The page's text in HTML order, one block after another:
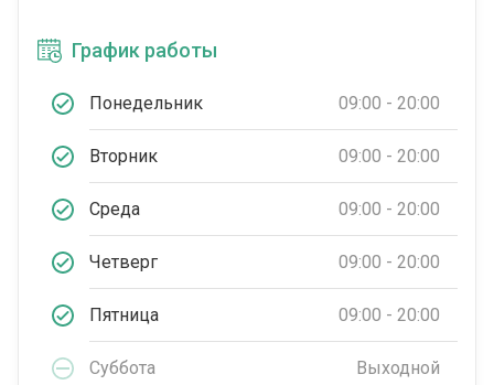
График работы
Понедельник 09:00 - 20:00
Вторник 09:00 - 20:00
Среда 09:00 - 20:00
Четверг 09:00 - 20:00
Пятница 09:00 - 20:00
Суббота Выходной